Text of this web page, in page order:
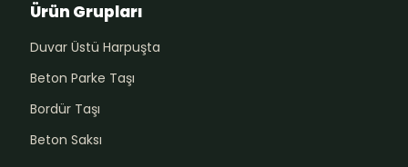
Ürün Grupları
Duvar Üstü Harpuşta
Beton Parke Taşı
Bordür Taşı
Beton Saksı